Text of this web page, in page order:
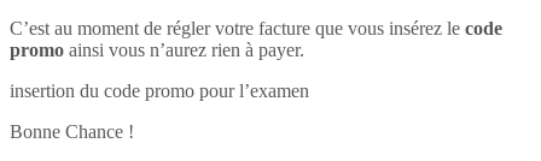
C’est au moment de régler votre facture que vous insérez le code
promo ainsi vous n’aurez rien à payer.
insertion du code promo pour l’examen
Bonne Chance !